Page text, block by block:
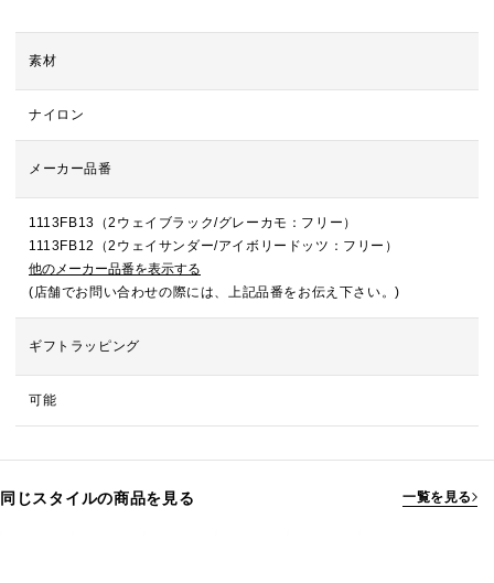
素材
ナイロン
メーカー品番
1113FB13（2ウェイブラック/グレーカモ：フリー）
1113FB12（2ウェイサンダー/アイボリードッツ：フリー）
他のメーカー品番を表示する
(店舗でお問い合わせの際には、上記品番をお伝え下さい。)
ギフトラッピング
可能
同じスタイルの商品を見る 一覧を見る